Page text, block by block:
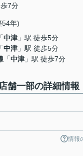
7分
54年)
「中津 」駅 徒歩5分
「中津 」駅 徒歩5分
「中津 」駅 徒歩7分
舗一部の詳細情報
情報